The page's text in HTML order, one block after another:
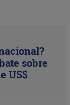
sobre
US$